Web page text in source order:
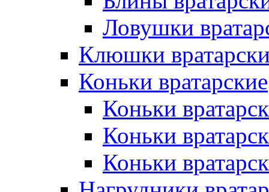
Ловушки
Клюшки
Коньки вратарские
Коньки
Коньки
Коньки